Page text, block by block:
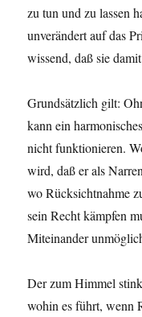
zu tun und zu lassen
unverändert auf das
wissend, daß sie
Grundsätzlich gilt:
kann ein
nicht funktionieren.
wird, daß er als
wo Rücksichtnahme
sein Recht kämpfen
Miteinander
Der zum Himmel
wohin es führt, wenn